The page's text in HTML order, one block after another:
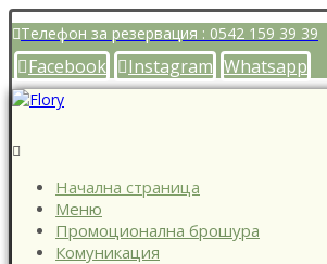
Телефон за резервация : 0542 159 39 39
Facebook Instagram Whatsapp
Начална страница
Меню
Промоционална брошура
Комуникация